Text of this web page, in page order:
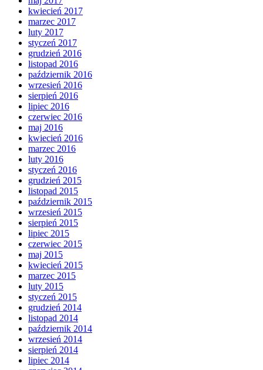
kwiecień 2017
marzec 2017
luty 2017
styczeń 2017
grudzień 2016
listopad 2016
październik 2016
wrzesień 2016
sierpień 2016
lipiec 2016
czerwiec 2016
maj 2016
kwiecień 2016
marzec 2016
luty 2016
styczeń 2016
grudzień 2015
listopad 2015
październik 2015
wrzesień 2015
sierpień 2015
lipiec 2015
czerwiec 2015
maj 2015
kwiecień 2015
marzec 2015
luty 2015
styczeń 2015
grudzień 2014
listopad 2014
październik 2014
wrzesień 2014
sierpień 2014
lipiec 2014